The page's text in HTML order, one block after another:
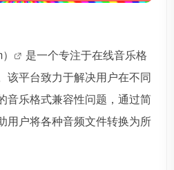
是一个专注于在线音乐格
该平台致力于解决用户在不同
音乐格式兼容性问题，通过简
用户将各种音频文件转换为所